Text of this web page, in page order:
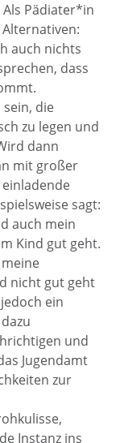
Pädiater*in
auch nichts
dass
die
zu legen und
dann
mit großer
sagt:
auch mein
Kind gut geht.
nicht gut geht
ein
und
Jugendamt
zur
Instanz ins